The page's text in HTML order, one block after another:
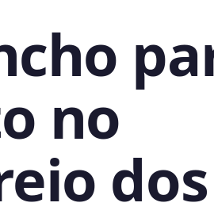
no
dos